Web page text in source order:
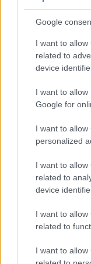
Google
I want to
related to
device
I want to
Google for
I want to
personalized
I want to
related to
device
I want to
related to
I want to
tänapäeva
Loe edasi...
Kaki
juhend
Avaldatud: 13.
eeliseid, mida
vili on täis
keha üllataval
supervili saab
Nektariinide
juhend selle
Avaldatud: 13.
Nektariinid on
maiuspala. See
igas ampsus
eriliseks.Loe